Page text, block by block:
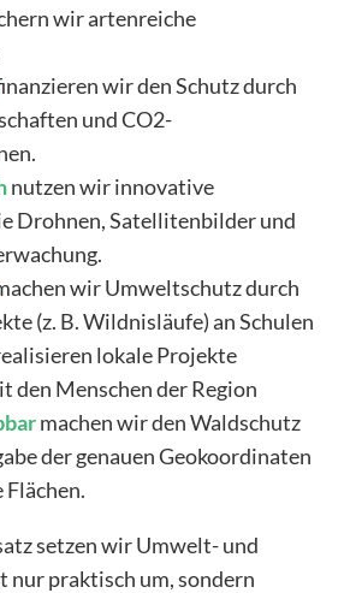
wir artenreiche
wir den Schutz durch
und CO2-
nutzen wir innovative
Drohnen, Satellitenbilder und
wir Umweltschutz durch
(z. B. Wildnisläufe) an Schulen
lokale Projekte
den Menschen der Region
machen wir den Waldschutz
der genauen Geokoordinaten
setzen wir Umwelt- und
nur praktisch um, sondern